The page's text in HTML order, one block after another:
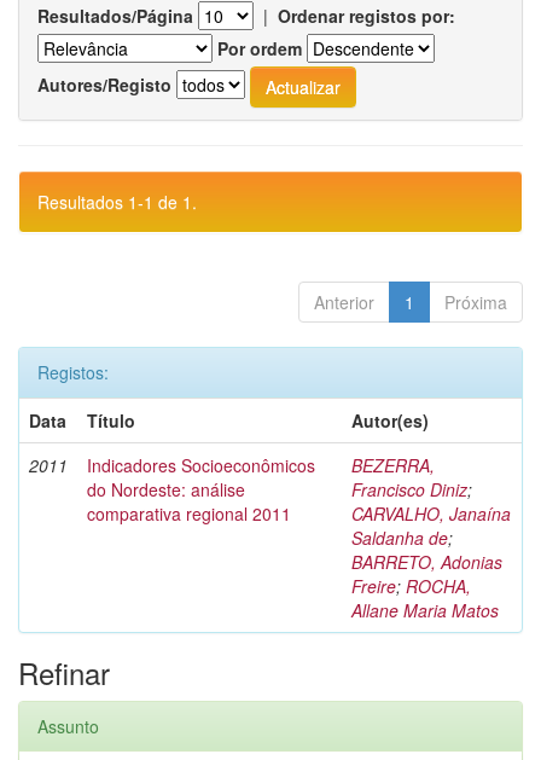
Resultados/Página | Ordenar registos por:
Por ordem
Autores/Registo
Resultados 1-1 de 1.
Anterior 1 Próxima
Registos:
Data
Título
Autor(es)
2011
Indicadores Socioeconômicos
do Nordeste: análise
comparativa regional 2011
BEZERRA,
Francisco Diniz;
CARVALHO, Janaína
Saldanha de;
BARRETO, Adonias
Freire; ROCHA,
Allane Maria Matos
Refinar
Assunto